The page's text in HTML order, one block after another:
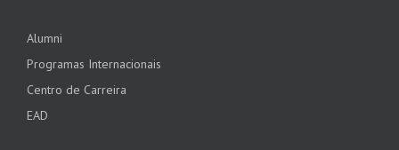
Alumni
Programas Internacionais
Centro de Carreira
EAD